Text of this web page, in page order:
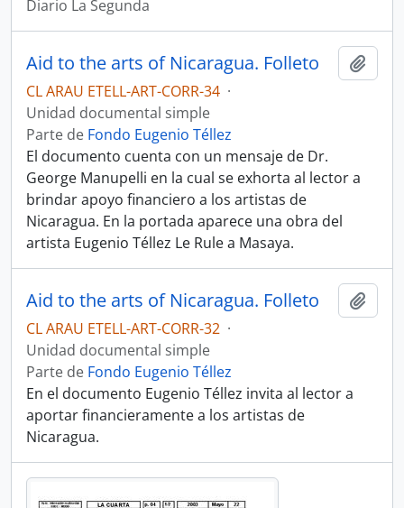
Diario La Segunda
Aid to the arts of Nicaragua. Folleto
CL ARAU ETELL-ART-CORR-34 ·
Unidad documental simple
Parte de Fondo Eugenio Téllez
El documento cuenta con un mensaje de Dr.
George Manupelli en la cual se exhorta al lector a
brindar apoyo financiero a los artistas de
Nicaragua. En la portada aparece una obra del
artista Eugenio Téllez Le Rule a Masaya.
Aid to the arts of Nicaragua. Folleto
CL ARAU ETELL-ART-CORR-32 ·
Unidad documental simple
Parte de Fondo Eugenio Téllez
En el documento Eugenio Téllez invita al lector a
aportar financieramente a los artistas de
Nicaragua.